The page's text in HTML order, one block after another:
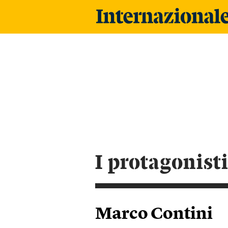
i protagonisti
Marco Contini